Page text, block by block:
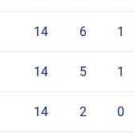
14 6 1
14 5 1
14 2 0